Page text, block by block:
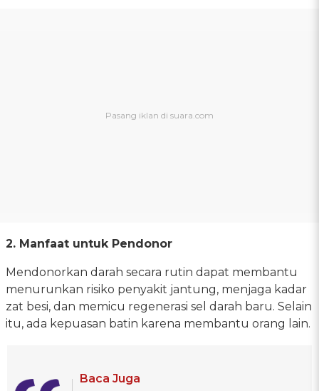
2. Manfaat untuk Pendonor
Mendonorkan darah secara rutin dapat membantu
menurunkan risiko penyakit jantung, menjaga kadar
zat besi, dan memicu regenerasi sel darah baru. Selain
itu, ada kepuasan batin karena membantu orang lain.
Baca Juga